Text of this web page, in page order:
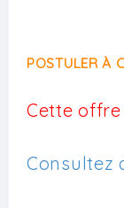
POSTULER À
Cette
Consultez